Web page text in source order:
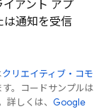
アント アプ
は通知を受信
クリエイティブ・コモ
。コードサンプルは
詳しくは、 Google